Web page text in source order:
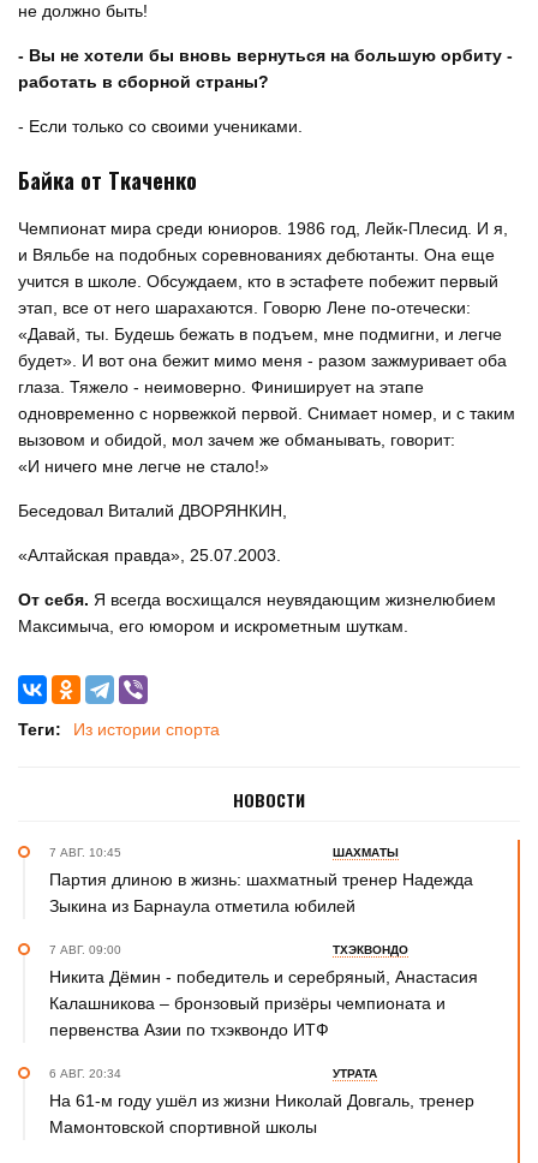
не должно быть!
- Вы не хотели бы вновь вернуться на большую орбиту -
работать в сборной страны?
- Если только со своими учениками.
Байка от Ткаченко
Чемпионат мира среди юниоров. 1986 год, Лейк-Плесид. И я,
и Вяльбе на подобных соревнованиях дебютанты. Она еще
учится в школе. Обсуждаем, кто в эстафете побежит первый
этап, все от него шарахаются. Говорю Лене по-отечески:
«Давай, ты. Будешь бежать в подъем, мне подмигни, и легче
будет». И вот она бежит мимо меня - разом зажмуривает оба
глаза. Тяжело - неимоверно. Финиширует на этапе
одновременно с норвежкой первой. Снимает номер, и с таким
вызовом и обидой, мол зачем же обманывать, говорит:
«И ничего мне легче не стало!»
Беседовал Виталий ДВОРЯНКИН,
«Алтайская правда», 25.07.2003.
От себя. Я всегда восхищался неувядающим жизнелюбием
Максимыча, его юмором и искрометным шуткам.
Теги: Из истории спорта
НОВОСТИ
7 АВГ. 10:45 ШАХМАТЫ
Партия длиною в жизнь: шахматный тренер Надежда
Зыкина из Барнаула отметила юбилей
7 АВГ. 09:00 ТХЭКВОНДО
Никита Дёмин - победитель и серебряный, Анастасия
Калашникова – бронзовый призёры чемпионата и
первенства Азии по тхэквондо ИТФ
6 АВГ. 20:34 УТРАТА
На 61-м году ушёл из жизни Николай Довгаль, тренер
Мамонтовской спортивной школы